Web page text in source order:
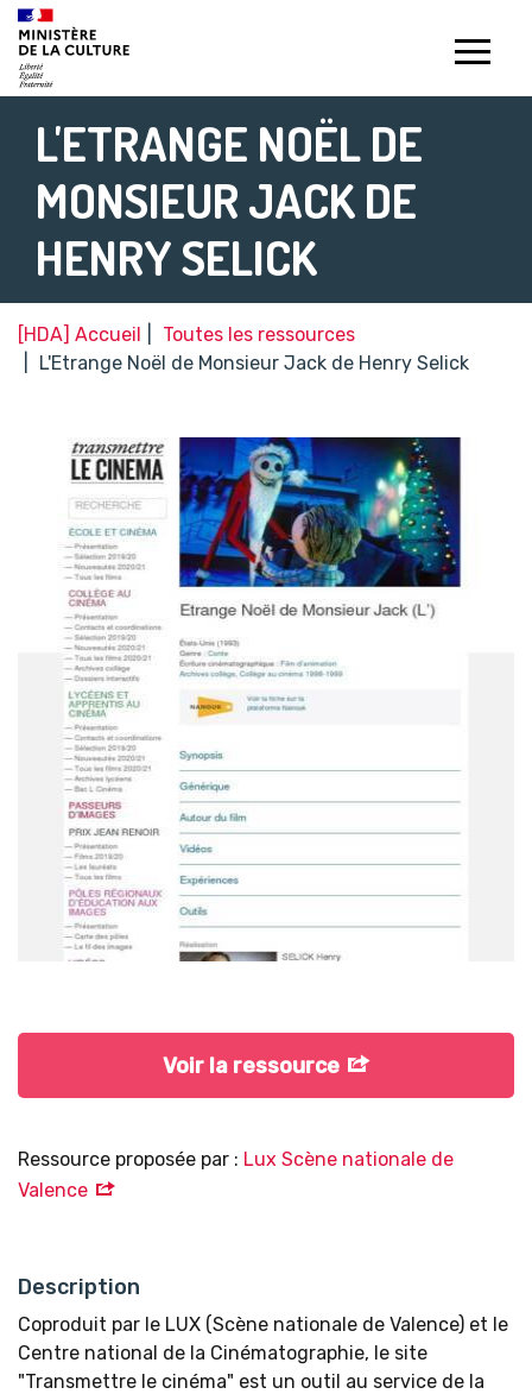
L'ETRANGE NOËL DE
MONSIEUR JACK DE
HENRY SELICK
[HDA] Accueil
Toutes les ressources
L'Etrange Noël de Monsieur Jack de Henry Selick
Ressource proposée par : Lux Scène nationale de
Valence
Description
Coproduit par le LUX (Scène nationale de Valence) et le
Centre national de la Cinématographie, le site
"Transmettre le cinéma" est un outil au service de la
Voir la ressource
Gestion de vos préférences sur les témoins de connexion